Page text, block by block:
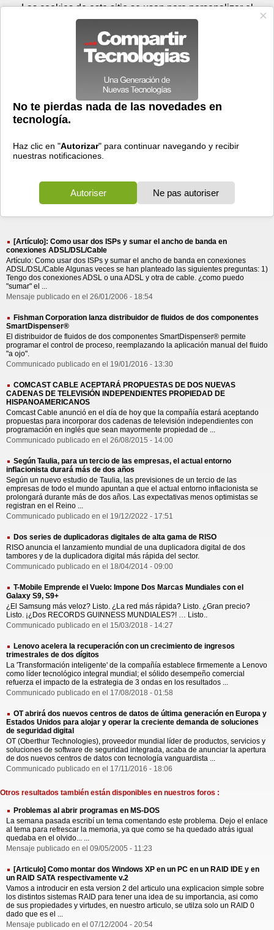
Prensa Videos
dos
32196 resultados Ordenar por fecha-Ordenar por pertinencia
[Artículo]: Como usar dos ISPs y sumar el ancho de banda en
conexiones ADSL/DSL/Cable
Artículo: Como usar dos ISPs y sumar el ancho de banda en conexiones
ADSL/DSL/Cable Algunas veces se han planteado las siguientes preguntas: 1)
Tengo dos conexiones ADSL o una ADSL y otra de cable. ¿como puedo
"sumar" el ...
Mensaje publicado en el 26/01/2006 - 18:54
Fishman Corporation lanza distribuidor de fluidos de dos componentes
SmartDispenser®
El distribuidor de fluidos de dos componentes SmartDispenser® permite
programar el control de proceso, reemplazando la aplicación manual del fluido
"a ojo".
Communicado publicado en el 19/01/2016 - 13:30
COMCAST CABLE ACEPTARÁ PROPUESTAS DE DOS NUEVAS
CADENAS DE TELEVISIÓN INDEPENDIENTES PROPIEDAD DE
HISPANOAMERICANOS
Comcast Cable anunció en el día de hoy que la compañía estará aceptando
propuestas para incorporar dos cadenas de televisión independientes con
programación en inglés que sean mayormente propiedad de ...
Communicado publicado en el 26/08/2015 - 14:00
Según Taulia, para un tercio de las empresas, el actual entorno
inflacionista durará más de dos años
Según un nuevo estudio de Taulia, las previsiones de un tercio de las
empresas de todo el mundo apuntan a que el actual entorno inflacionista se
prolongará durante más de dos años. Las expectativas menos optimistas se
registran en el Reino ...
Communicado publicado en el 19/12/2022 - 17:51
Dos series de duplicadoras digitales de alta gama de RISO
RISO anuncia el lanzamiento mundial de una duplicadora digital de dos
tambores y de la duplicadora digital más rápida del sector.
Communicado publicado en el 18/04/2014 - 09:00
T-Mobile Emprende el Vuelo: Impone Dos Marcas Mundiales con el
Galaxy S9, S9+
¿El Samsung más veloz? Listo. ¿La red más rápida? Listo. ¿Gran precio?
Listo. ¡¿Dos RECORDS GUINNESS MUNDIALES?! … Listo..
Communicado publicado en el 15/03/2018 - 14:27
Lenovo acelera la recuperación con un crecimiento de ingresos
trimestrales de dos dígitos
La 'Transformación inteligente' de la compañía establece firmemente a Lenovo
como líder tecnológico integral mundial; el sólido desempeño comercial
refuerza el impacto de la estrategia de 3 ondas en los resultados ...
Communicado publicado en el 17/08/2018 - 01:58
OT abrirá dos nuevos centros de datos de última generación en Europa y
Estados Unidos para alojar y operar la creciente demanda de soluciones
de seguridad digital
OT (Oberthur Technologies), proveedor mundial líder de productos, servicios y
soluciones de software de seguridad integrada, acaba de anunciar la apertura
de dos nuevos centros de datos con tecnología vanguardista ...
Communicado publicado en el 17/11/2016 - 18:06
Otros resultados también están disponibles en nuestros foros :
Problemas al abrir programas en MS-DOS
La semana pasada escribí un tema comentando este problema. Dejo el enlace
al tema para refrescar la memoria, ya que como se ha quedado atrás igual
quedaba en el olvido... ...
Mensaje publicado en el 09/05/2005 - 11:23
[Articulo] Como montar dos Windows XP en un PC en un RAID IDE y en
un RAID SATA respectivamente v.2
Vamos a introducir en esta version 2 del articulo una explicacion simple sobre
los distintos sistemas RAID para tener una idea de su importancia, asi como
de sus propiedades y virtudes, en nuestro articulo, se utilza solo un RAID 0
dado que es el ...
Mensaje publicado en el 07/12/2004 - 20:54
Viernes 07 de agosto - 22:11 Registrar Conectar
Las cookies de este sitio se usan para personalizar el
contenido y los anuncios, para ofrecer funciones de medios
sociales y para analizar el tráfico. Además, compartimos
información sobre el uso que haga del sitio web con nuestros
partners de medios sociales, de publicidad y de análisis
web.
OK